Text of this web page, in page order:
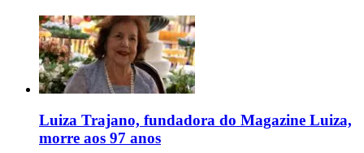
Luiza Trajano, fundadora do Magazine Luiza,
morre aos 97 anos